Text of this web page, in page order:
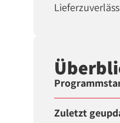
Zuletzt